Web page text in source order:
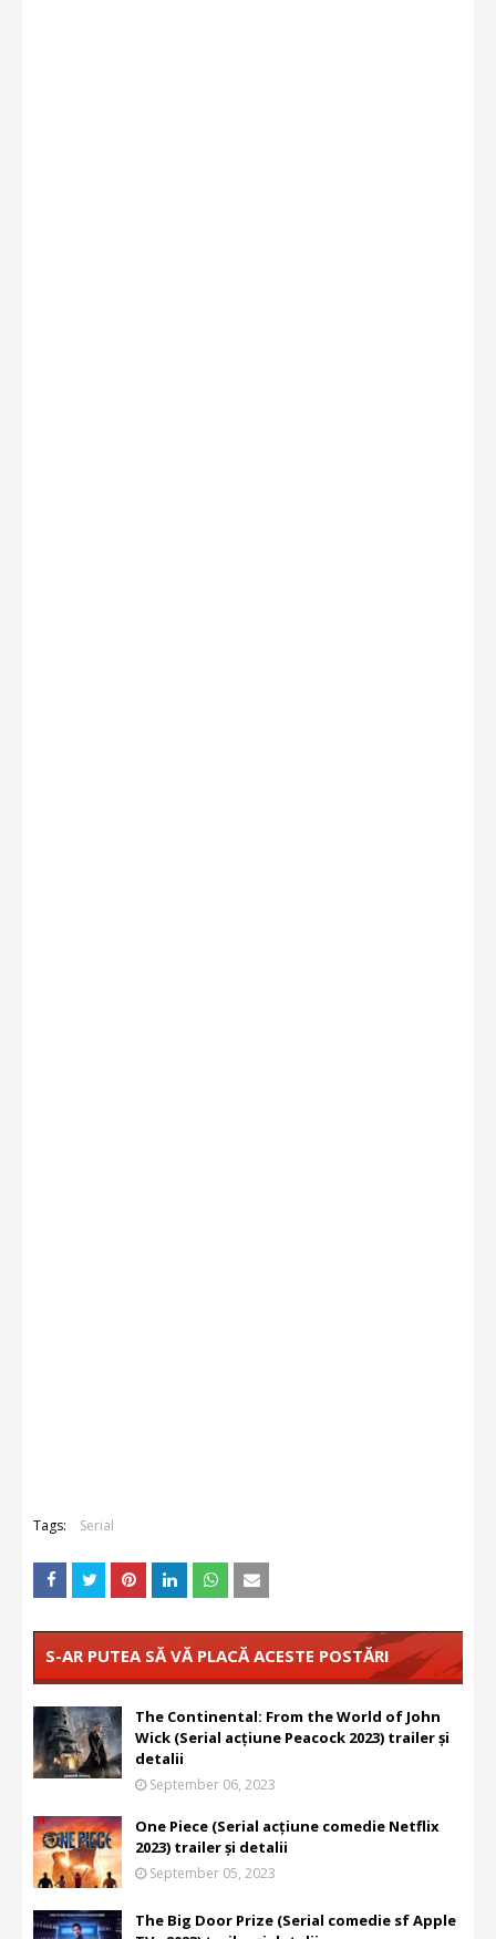
Tags: Serial
S-AR PUTEA SĂ VĂ PLACĂ ACESTE POSTĂRI
The Continental: From the World of John
Wick (Serial acțiune Peacock 2023) trailer și
detalii
September 06, 2023
One Piece (Serial acțiune comedie Netflix
2023) trailer și detalii
September 05, 2023
The Big Door Prize (Serial comedie sf Apple